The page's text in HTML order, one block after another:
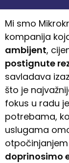
Mi smo
kompanija
ambijent,
postignute
savladava
što je
fokus u radu
potrebama,
uslugama
doprinosimo